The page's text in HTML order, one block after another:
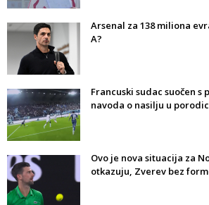
Arsenal za 138 miliona
A?
Francuski sudac suočen
navoda o nasilju u
Ovo je nova situacija za
otkazuju, Zverev bez